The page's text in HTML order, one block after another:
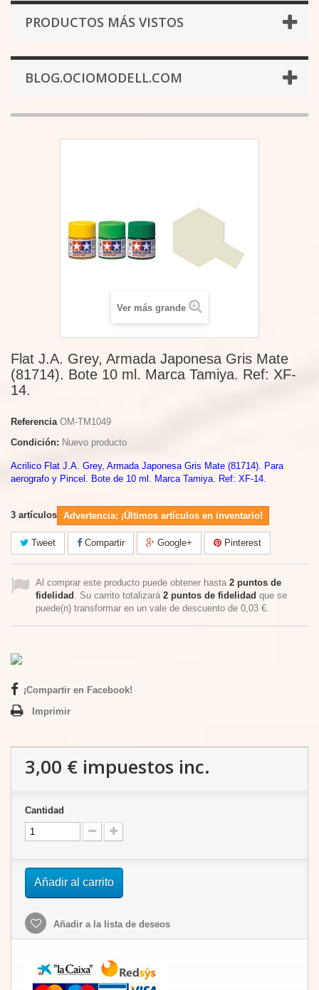
PRODUCTOS MÁS VISTOS
BLOG.OCIOMODELL.COM
Ver más grande
Flat J.A. Grey, Armada Japonesa Gris Mate
(81714). Bote 10 ml. Marca Tamiya. Ref: XF-
14.
Referencia OM-TM1049
Condición: Nuevo producto
Acrilico Flat J.A. Grey, Armada Japonesa Gris Mate (81714). Para
aerografo y Pincel. Bote de 10 ml. Marca Tamiya. Ref: XF-14.
3 artículos Advertencia: ¡Últimos artículos en inventario!
Tweet Compartir Google+ Pinterest
Al comprar este producto puede obtener hasta 2 puntos de
fidelidad . Su carrito totalizará 2 puntos de fidelidad que se
puede(n) transformar en un vale de descuento de 0,03 €.
¡Compartir en Facebook!
Imprimir
3,00 € impuestos inc.
Cantidad
Añadir al carrito
Añadir a la lista de deseos